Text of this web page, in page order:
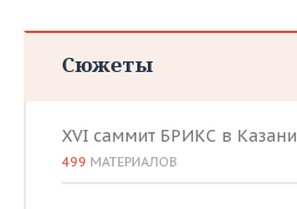
Сюжеты
XVI саммит БРИКС в Казани
499 МАТЕРИАЛОВ